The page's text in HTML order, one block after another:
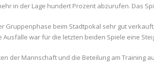
in der Lage hundert Prozent abzurufen. Das
Gruppenphase beim Stadtpokal sehr gut
war für die letzten beiden Spiele eine
der Mannschaft und die Beteilung am Training